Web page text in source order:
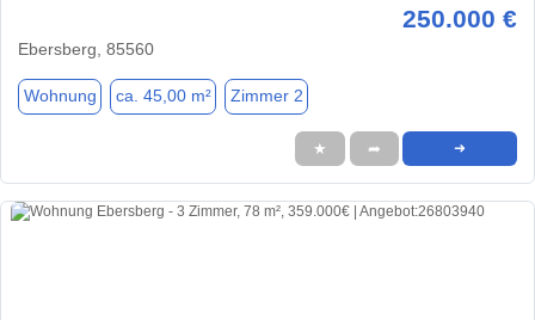
250.000 €
Ebersberg, 85560
Wohnung ca. 45,00 m² Zimmer 2
★ ➦ ➜